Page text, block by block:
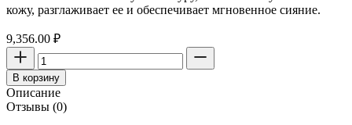
кожу, разглаживает ее и обеспечивает мгновенное сияние.
9,356.00 ₽
Количество
товара
Обновляющая
увлажняющая
маска
В корзину
Описание
Отзывы (0)